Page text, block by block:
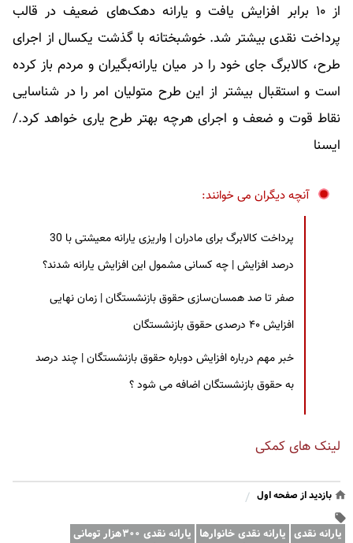
از ۱۰ برابر افزایش یافت و یارانه دهک‌های ضعیف در قالب
پرداخت نقدی بیشتر شد. خوشبختانه با گذشت یکسال از اجرای
طرح، کالابرگ جای خود را در میان یارانه‌بگیران و مردم باز کرده
است و استقبال بیشتر از این طرح متولیان امر را در شناسایی
نقاط قوت و ضعف و اجرای هرچه بهتر طرح یاری خواهد کرد./
ایسنا
آنچه دیگران می خوانند:
پرداخت کالابرگ برای مادران | واریزی یارانه معیشتی با 30
درصد افزایش | چه کسانی مشمول این افزایش یارانه شدند؟
صفر تا صد همسان‌سازی حقوق بازنشستگان | زمان نهایی
افزایش ۴۰ درصدی حقوق بازنشستگان
خبر مهم درباره افزایش دوباره حقوق بازنشستگان | چند درصد
به حقوق بازنشستگان اضافه می شود ؟
لینک های کمکی
بازدید از صفحه اول /
یارانه نقدی یارانه نقدی خانوارها
یارانه نقدی ۳۰۰هزار تومانی